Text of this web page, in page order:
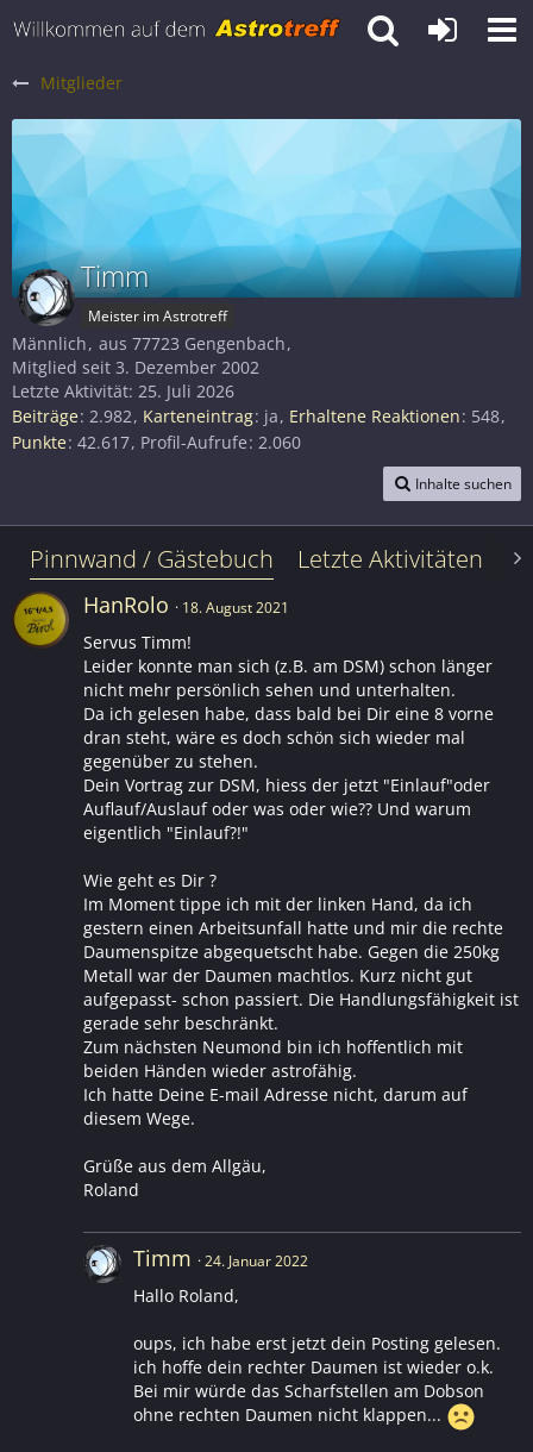
Mitglieder
Timm
Meister im Astrotreff
Männlich aus 77723 Gengenbach
Mitglied seit 3. Dezember 2002
Letzte Aktivität: 25. Juli 2026
Beiträge 2.982 Karteneintrag ja Erhaltene Reaktionen 548
Punkte 42.617 Profil-Aufrufe 2.060
Inhalte suchen
Pinnwand / Gästebuch Letzte Aktivitäten
HanRolo 18. August 2021
Servus Timm!
Leider konnte man sich (z.B. am DSM) schon länger
nicht mehr persönlich sehen und unterhalten.
Da ich gelesen habe, dass bald bei Dir eine 8 vorne
dran steht, wäre es doch schön sich wieder mal
gegenüber zu stehen.
Dein Vortrag zur DSM, hiess der jetzt "Einlauf"oder
Auflauf/Auslauf oder was oder wie?? Und warum
eigentlich "Einlauf?!"
Wie geht es Dir ?
Im Moment tippe ich mit der linken Hand, da ich
gestern einen Arbeitsunfall hatte und mir die rechte
Daumenspitze abgequetscht habe. Gegen die 250kg
Metall war der Daumen machtlos. Kurz nicht gut
aufgepasst- schon passiert. Die Handlungsfähigkeit ist
gerade sehr beschränkt.
Zum nächsten Neumond bin ich hoffentlich mit
beiden Händen wieder astrofähig.
Ich hatte Deine E-mail Adresse nicht, darum auf
diesem Wege.
Grüße aus dem Allgäu,
Roland
Timm 24. Januar 2022
Hallo Roland,
oups, ich habe erst jetzt dein Posting gelesen.
ich hoffe dein rechter Daumen ist wieder o.k.
Bei mir würde das Scharfstellen am Dobson
ohne rechten Daumen nicht klappen...